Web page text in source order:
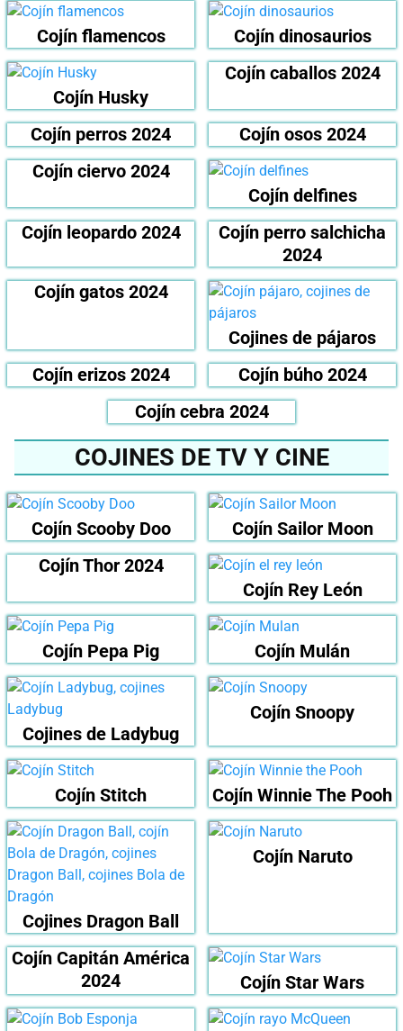
Cojín flamencos Cojín dinosaurios
Cojín Husky
Cojín caballos 2024
Cojín perros 2024
Cojín osos 2024
Cojín ciervo 2024
Cojín delfines
Cojín leopardo 2024
Cojín perro salchicha
2024
Cojín gatos 2024
Cojines de pájaros
Cojín erizos 2024
Cojín búho 2024
Cojín cebra 2024
COJINES DE TV Y CINE
Cojín Scooby Doo
Cojín Sailor Moon
Cojín Thor 2024
Cojín Rey León
Cojín Pepa Pig Cojín Mulán
Cojines de Ladybug
Cojín Snoopy
Cojín Stitch Cojín Winnie The Pooh
Cojines Dragon Ball
Cojín Naruto
Cojín Capitán América
2024
Cojín Star Wars